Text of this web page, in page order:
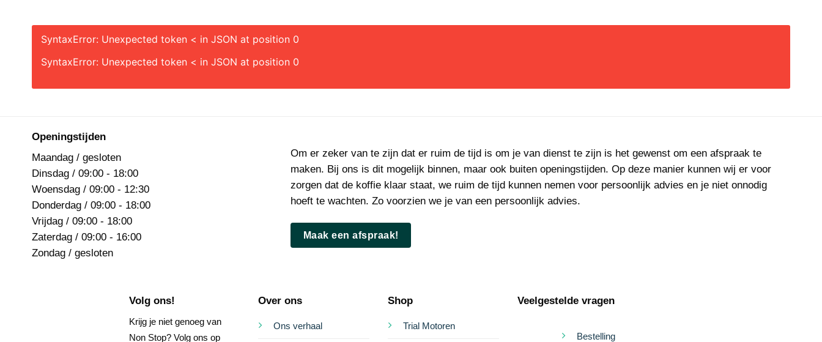
SyntaxError: Unexpected token < in JSON at position 0
SyntaxError: Unexpected token < in JSON at position 0
Openingstijden
Maandag / gesloten
Dinsdag / 09:00 - 18:00
Woensdag / 09:00 - 12:30
Donderdag / 09:00 - 18:00
Vrijdag / 09:00 - 18:00
Zaterdag / 09:00 - 16:00
Zondag / gesloten
Om er zeker van te zijn dat er ruim de tijd is om je van dienst te zijn is het gewenst om een afspraak te
maken. Bij ons is dit mogelijk binnen, maar ook buiten openingstijden. Op deze manier kunnen wij er voor
zorgen dat de koffie klaar staat, we ruim de tijd kunnen nemen voor persoonlijk advies en je niet onnodig
hoeft te wachten. Zo voorzien we je van een persoonlijk advies.
Maak een afspraak!
Volg ons!
Krijg je niet genoeg van
Non Stop? Volg ons op
Over ons
Ons verhaal
Shop
Trial Motoren
Veelgestelde vragen
Bestelling